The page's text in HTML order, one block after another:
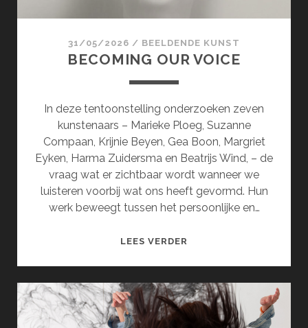
31/05/2026 / BEELDENDE KUNST
BECOMING OUR VOICE
In deze tentoonstelling onderzoeken zeven
kunstenaars – Marieke Ploeg, Suzanne
Compaan, Krijnie Beyen, Gea Boon, Margriet
Eyken, Harma Zuidersma en Beatrijs Wind, – de
vraag wat er zichtbaar wordt wanneer we
luisteren voorbij wat ons heeft gevormd. Hun
werk beweegt tussen het persoonlijke en…
LEES VERDER